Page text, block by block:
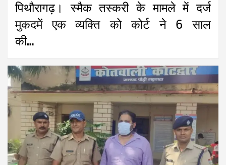
पिथौरागढ़। स्मैक तस्करी के मामले में दर्ज
मुकदमें एक व्यक्ति को कोर्ट ने 6 साल
की…